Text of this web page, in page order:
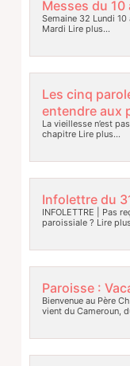
Messes du
Semaine 32 Lundi
Mardi Lire plus…
Les cinq
entendre aux
La vieillesse n’est
chapitreLire plus…
Infolettre du
INFOLETTRE | Pas
paroissiale ? Lire
Paroisse :
Bienvenue au Père
vient du Cameroun,